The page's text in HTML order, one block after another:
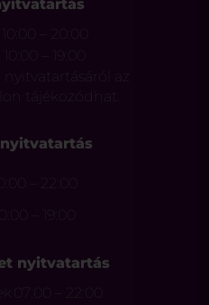
10:00 – 20:00
az
tájékozódhat.
10:00 – 22:00
nyitvatartás
07:00 – 22:00